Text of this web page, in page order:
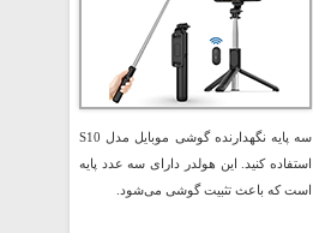
سه پایه نگهدارنده گوشی موبایل مدل S10
استفاده کنید. این هولدر دارای سه عدد پایه
است که باعث تثبیت گوشی می‌شود.